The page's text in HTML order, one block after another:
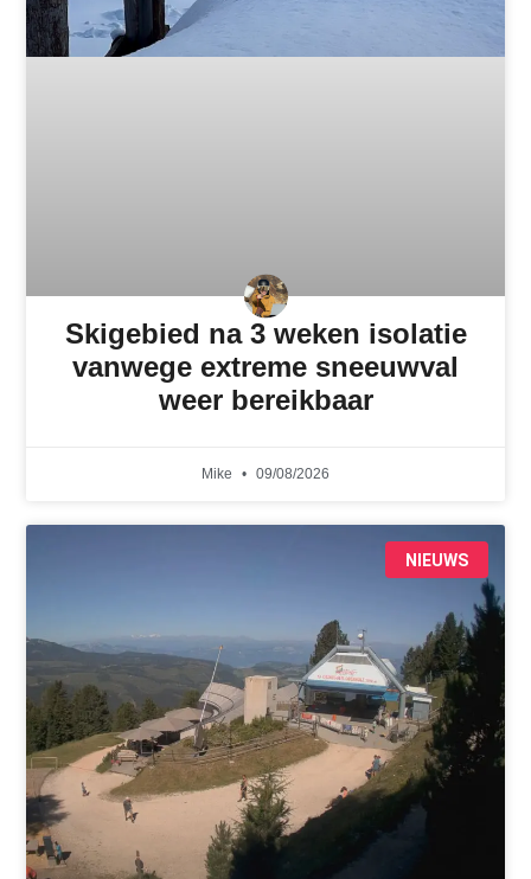
Skigebied na 3 weken isolatie
vanwege extreme sneeuwval
weer bereikbaar
Mike 09/08/2026
NIEUWS